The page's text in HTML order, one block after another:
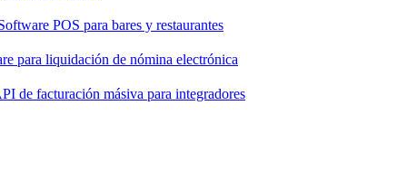
POS para bares y restaurantes
para liquidación de nómina electrónica
de facturación másiva para integradores